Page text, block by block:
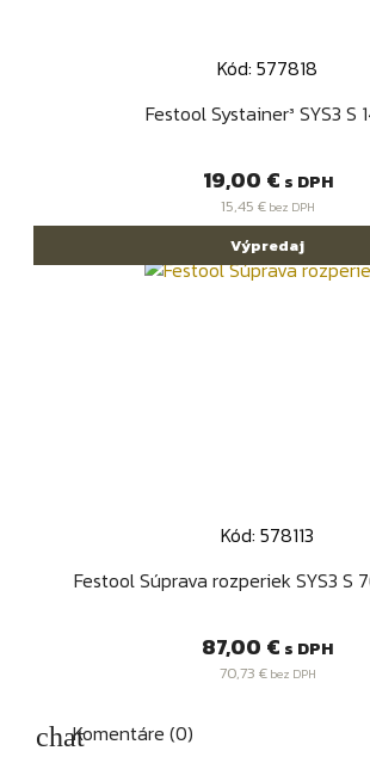
Kód: 577818
Festool Systainer³ SYS3 S
Cena
19,00 € s DPH
15,45 €bez DPH
Kód: 578113
Festool Súprava rozperiek SYS3 S
Cena
87,00 € s DPH
70,73 €bez DPH
Výpredaj
Komentáre (0)